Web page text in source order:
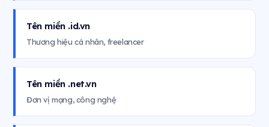
Tên miền .id.vn
Thương hiệu cá nhân, freelancer
Tên miền .net.vn
Đơn vị mạng, công nghệ